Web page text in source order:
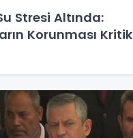
Stresi Altında:
Korunması Kritik